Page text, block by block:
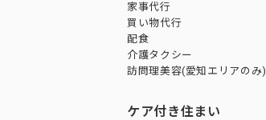
家事代行
買い物代行
配食
介護タクシー
訪問理美容(愛知エリアのみ)
ケア付き住まい